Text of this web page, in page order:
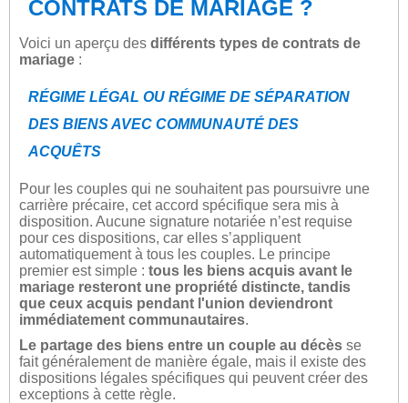
CONTRATS DE MARIAGE ?
Voici un aperçu des différents types de contrats de
mariage :
RÉGIME LÉGAL OU RÉGIME DE SÉPARATION
DES BIENS AVEC COMMUNAUTÉ DES
ACQUÊTS
Pour les couples qui ne souhaitent pas poursuivre une
carrière précaire, cet accord spécifique sera mis à
disposition. Aucune signature notariée n’est requise
pour ces dispositions, car elles s’appliquent
automatiquement à tous les couples. Le principe
premier est simple : tous les biens acquis avant le
mariage resteront une propriété distincte, tandis
que ceux acquis pendant l'union deviendront
immédiatement communautaires.
Le partage des biens entre un couple au décès se
fait généralement de manière égale, mais il existe des
dispositions légales spécifiques qui peuvent créer des
exceptions à cette règle.